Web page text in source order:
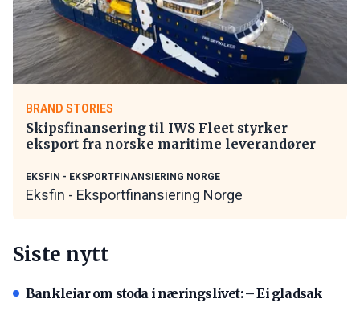
BRAND STORIES
Skipsfinansering til IWS Fleet styrker
eksport fra norske maritime leverandører
EKSFIN - EKSPORTFINANSIERING NORGE
Eksfin - Eksportfinansiering Norge
Siste nytt
Bankleiar om stoda i næringslivet: – Ei gladsak